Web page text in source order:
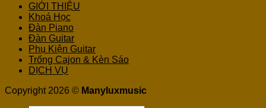
GIỚI THIỆU
Khoá Học
Đàn Piano
Đàn Guitar
Phụ Kiện Guitar
Trống Cajon & Kèn Sáo
DỊCH VỤ
Copyright 2026 © Manyluxmusic